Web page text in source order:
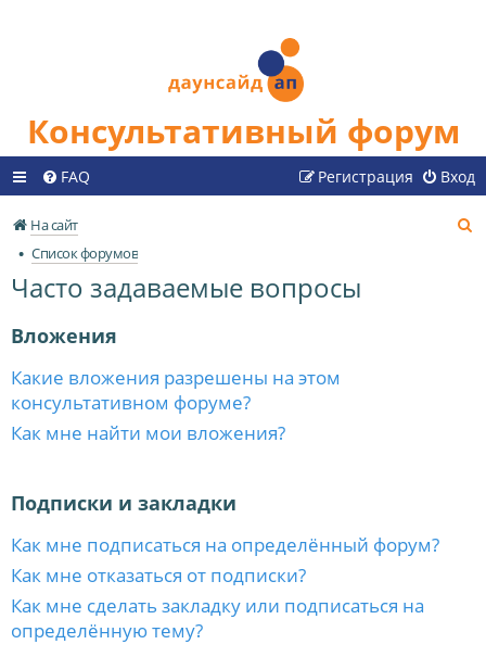
Консультативный форум
FAQ Вход
Регистрация
На сайт
Список форумов
Часто задаваемые вопросы
Вложения
Какие вложения разрешены на этом
консультативном форуме?
Как мне найти мои вложения?
Подписки и закладки
Как мне подписаться на определённый форум?
Как мне отказаться от подписки?
Как мне сделать закладку или подписаться на
определённую тему?